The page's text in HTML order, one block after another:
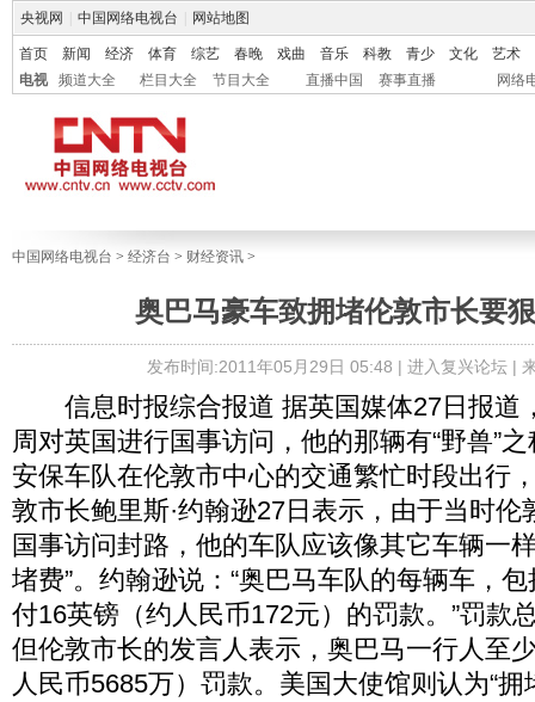
央视网 中国网络电视台 网站地图
首页 新闻 经济 体育 综艺 春晚 戏曲 音乐 科教 青少 文化
艺术
电视
频道大全 栏目大全 节目大全 直播中国 赛事直播 网络
中国网络电视台 > 经济台 > 财经资讯 >
奥巴马豪车致拥堵伦敦市长要
发布时间:2011年05月29日 05:48 | 进入复兴论坛|
信息时报综合报道 据英国媒体27日报道
周对英国进行国事访问，他的那辆有“野兽”
安保车队在伦敦市中心的交通繁忙时段出行
敦市长鲍里斯·约翰逊27日表示，由于当时伦
国事访问封路，他的车队应该像其它车辆一
堵费”。约翰逊说：“奥巴马车队的每辆车，包
付16英镑（约人民币172元）的罚款。”罚款
但伦敦市长的发言人表示，奥巴马一行人至
人民币5685万）罚款。美国大使馆则认为“拥